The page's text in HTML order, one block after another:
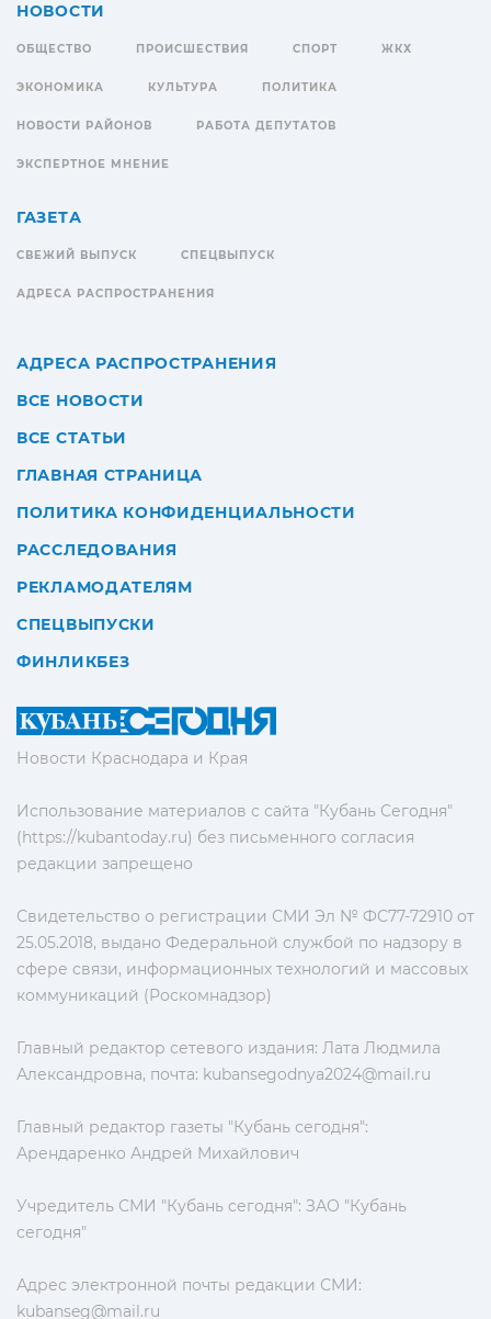
Новости Краснодара и Края
Использование материалов с сайта "Кубань Сегодня"
(https://kubantoday.ru) без письменного согласия
редакции запрещено
Свидетельство о регистрации СМИ Эл № ФС77-72910 от
25.05.2018, выдано Федеральной службой по надзору в
сфере связи, информационных технологий и массовых
коммуникаций (Роскомнадзор)
Главный редактор сетевого издания: Лата Людмила
Александровна, почта: kubansegodnya2024@mail.ru
Главный редактор газеты "Кубань сегодня":
Арендаренко Андрей Михайлович
Учредитель СМИ "Кубань сегодня": ЗАО "Кубань
сегодня"
Адрес электронной почты редакции СМИ:
kubanseg@mail.ru
НОВОСТИ
ОБЩЕСТВО ПРОИСШЕСТВИЯ СПОРТ ЖКХ
ЭКОНОМИКА КУЛЬТУРА ПОЛИТИКА
НОВОСТИ РАЙОНОВ РАБОТА ДЕПУТАТОВ
ЭКСПЕРТНОЕ МНЕНИЕ
ГАЗЕТА
СВЕЖИЙ ВЫПУСК СПЕЦВЫПУСК
АДРЕСА РАСПРОСТРАНЕНИЯ
АДРЕСА РАСПРОСТРАНЕНИЯ
ВСЕ НОВОСТИ
ВСЕ СТАТЬИ
ГЛАВНАЯ СТРАНИЦА
ПОЛИТИКА КОНФИДЕНЦИАЛЬНОСТИ
РАССЛЕДОВАНИЯ
РЕКЛАМОДАТЕЛЯМ
СПЕЦВЫПУСКИ
ФИНЛИКБЕЗ